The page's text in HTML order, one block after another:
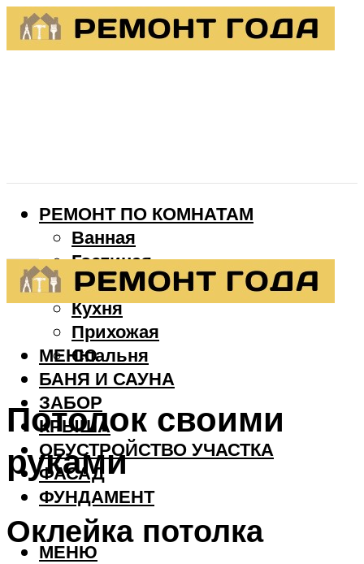
РЕМОНТ ПО КОМНАТАМ
Ванная
Гостиная
Детская
Кухня
Прихожая
Спальня
БАНЯ И САУНА
ЗАБОР
КРЫША
ОБУСТРОЙСТВО УЧАСТКА
ФАСАД
ФУНДАМЕНТ
МЕНЮ
МЕНЮ
Потолок своими
руками
Оклейка потолка